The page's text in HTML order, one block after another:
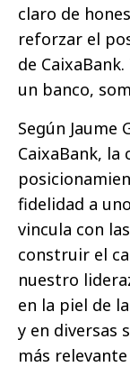
claro de
reforzar el
de
un banco,
Según
CaixaBank,
fidelidad a
vincula con
construir el
nuestro
en la piel de
y en diversas
más